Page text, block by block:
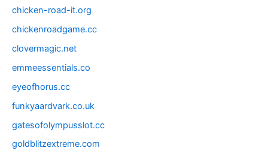
chicken-road-it.org
chickenroadgame.cc
clovermagic.net
emmeessentials.co
eyeofhorus.cc
funkyaardvark.co.uk
gatesofolympusslot.cc
goldblitzextreme.com